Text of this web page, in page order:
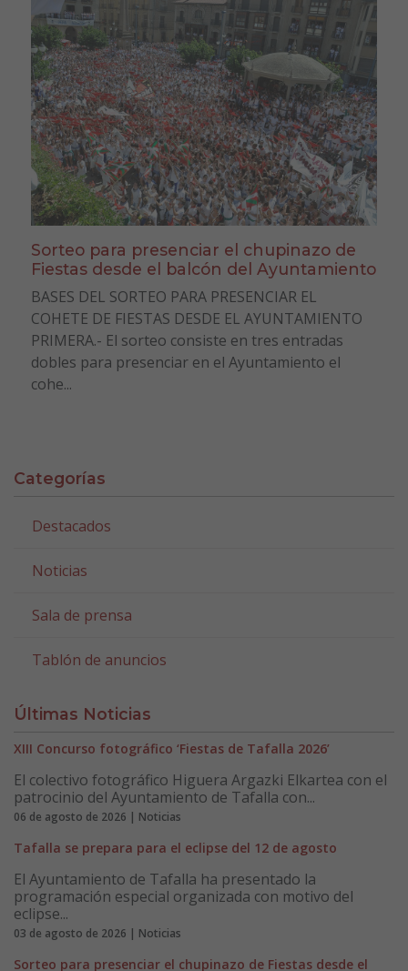
Sorteo para presenciar el chupinazo de
Fiestas desde el balcón del Ayuntamiento
BASES DEL SORTEO PARA PRESENCIAR EL
COHETE DE FIESTAS DESDE EL AYUNTAMIENTO
PRIMERA.- El sorteo consiste en tres entradas
dobles para presenciar en el Ayuntamiento el
cohe...
Categorías
Destacados
Noticias
Sala de prensa
Tablón de anuncios
Últimas Noticias
XIII Concurso fotográfico ‘Fiestas de Tafalla 2026’
El colectivo fotográfico Higuera Argazki Elkartea con el
patrocinio del Ayuntamiento de Tafalla con...
06 de agosto de 2026 | Noticias
Tafalla se prepara para el eclipse del 12 de agosto
El Ayuntamiento de Tafalla ha presentado la
programación especial organizada con motivo del
eclipse...
03 de agosto de 2026 | Noticias
Sorteo para presenciar el chupinazo de Fiestas desde el